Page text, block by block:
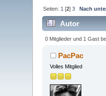
Seiten: 1 [2]3 Nach
Autor
0 Mitglieder und 1 Gast
PacPac
Volles Mitglied